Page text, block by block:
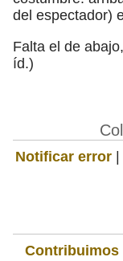
del espectador)
Falta el de
íd.)
Notificar error |
Contribuimos